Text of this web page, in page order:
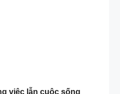
việc lẫn cuộc sống